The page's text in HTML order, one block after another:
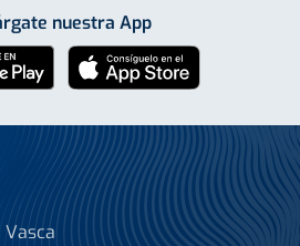
nuestra App
Vasca